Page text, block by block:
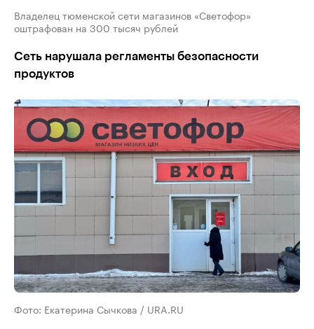
Владелец тюменской сети магазинов «Светофор»
оштрафован на 300 тысяч рублей
Сеть нарушала регламенты безопасности
продуктов
Фото: Екатерина Сычкова / URA.RU